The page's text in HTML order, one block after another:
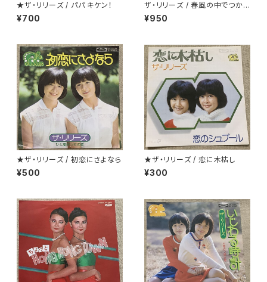
★ザ・リリーズ / パパ キケン！
¥700
ザ・リリーズ / 春風の中でつかま
えて
¥950
★ザ・リリーズ / 初恋にさよなら
¥500
★ザ・リリーズ / 恋に木枯し
¥300